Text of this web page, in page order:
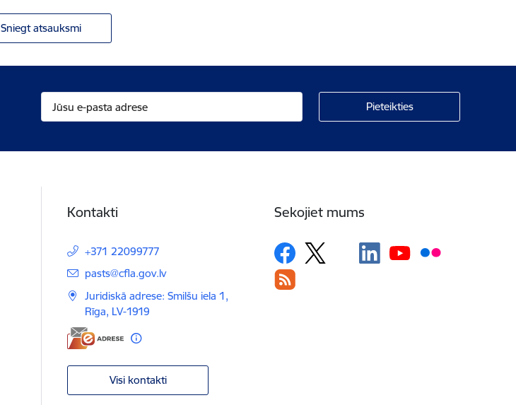
Sniegt atsauksmi
Kontakti
+371 22099777
E-pasts:
pasts@cfla.gov.lv
Juridiskā adrese: Smilšu iela 1,
Rīga, LV-1919
Visi kontakti
Sekojiet mums